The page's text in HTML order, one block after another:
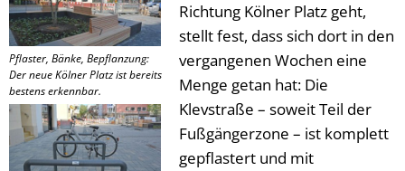
Pflaster, Bänke, Bepflanzung:
Der neue Kölner Platz ist bereits
bestens erkennbar.
Richtung Kölner Platz geht,
stellt fest, dass sich dort in den
vergangenen Wochen eine
Menge getan hat: Die
Klevstraße – soweit Teil der
Fußgängerzone – ist komplett
gepflastert und mit